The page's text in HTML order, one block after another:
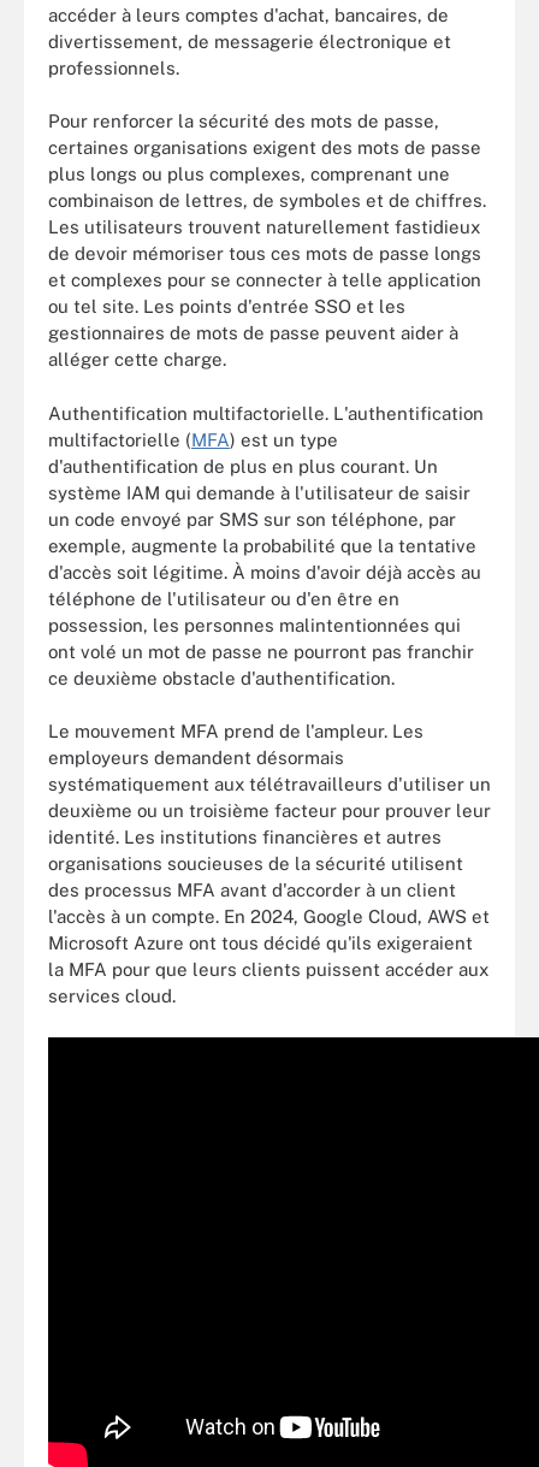
accéder à leurs comptes d'achat, bancaires, de
divertissement, de messagerie électronique et
professionnels.
Pour renforcer la sécurité des mots de passe,
certaines organisations exigent des mots de passe
plus longs ou plus complexes, comprenant une
combinaison de lettres, de symboles et de chiffres.
Les utilisateurs trouvent naturellement fastidieux
de devoir mémoriser tous ces mots de passe longs
et complexes pour se connecter à telle application
ou tel site. Les points d'entrée SSO et les
gestionnaires de mots de passe peuvent aider à
alléger cette charge.
Authentification multifactorielle. L'authentification
multifactorielle (MFA) est un type
d'authentification de plus en plus courant. Un
système IAM qui demande à l'utilisateur de saisir
un code envoyé par SMS sur son téléphone, par
exemple, augmente la probabilité que la tentative
d'accès soit légitime. À moins d'avoir déjà accès au
téléphone de l'utilisateur ou d'en être en
possession, les personnes malintentionnées qui
ont volé un mot de passe ne pourront pas franchir
ce deuxième obstacle d'authentification.
Le mouvement MFA prend de l'ampleur. Les
employeurs demandent désormais
systématiquement aux télétravailleurs d'utiliser un
deuxième ou un troisième facteur pour prouver leur
identité. Les institutions financières et autres
organisations soucieuses de la sécurité utilisent
des processus MFA avant d'accorder à un client
l'accès à un compte. En 2024, Google Cloud, AWS et
Microsoft Azure ont tous décidé qu'ils exigeraient
la MFA pour que leurs clients puissent accéder aux
services cloud.